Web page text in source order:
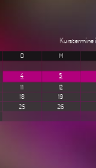
D M
4 5
11 12
18 19
25 26